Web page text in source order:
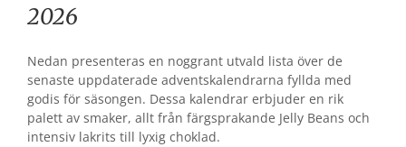
2026
Nedan presenteras en noggrant utvald lista över de
senaste uppdaterade adventskalendrarna fyllda med
godis för säsongen. Dessa kalendrar erbjuder en rik
palett av smaker, allt från färgsprakande Jelly Beans och
intensiv lakrits till lyxig choklad.